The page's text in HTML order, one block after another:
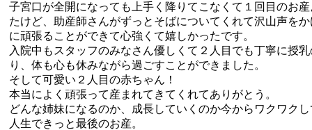
子宮口が全開になっても上手く降りてこなくて１回目のお
たけど、助産師さんがずっとそばについてくれて沢山声を
に頑張ることができて心強くて嬉しかったです。
入院中もスタッフのみなさん優しくて２人目でも丁寧に授
り、体も心も休みながら過ごすことができました。
そして可愛い２人目の赤ちゃん！
本当によく頑張って産まれてきてくれてありがとう。
どんな姉妹になるのか、成長していくのか今からワクワク
人生できっと最後のお産。